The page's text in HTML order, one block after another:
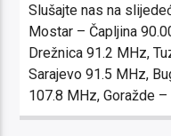
Slušajte nas na
Mostar – Čapljina
Drežnica 91.2 MHz,
Sarajevo 91.5 MHz,
107.8 MHz, Goražde